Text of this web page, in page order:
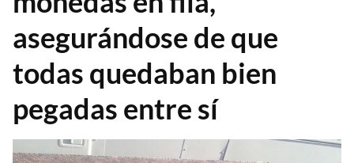
asegurándose de que
todas quedaban bien
pegadas entre sí